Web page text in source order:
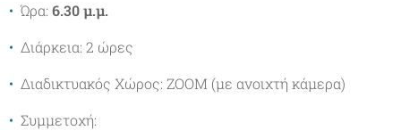
• Ώρα: 6.30 μ.μ.
• Διάρκεια: 2 ώρες
• Διαδικτυακός Χώρος: ΖΟΟΜ (με ανοιχτή κάμερα)
• Συμμετοχή: